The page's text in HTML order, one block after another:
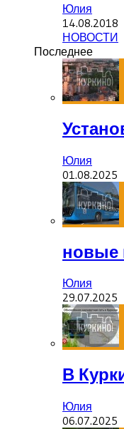
Юлия
14.08.2018
НОВОСТИ
Последнее
Юлия
01.08.2025
новые
Юлия
29.07.2025
В
Юлия
06.07.2025